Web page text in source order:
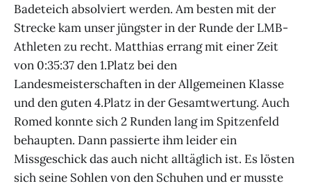
Badeteich absolviert werden. Am besten mit der
Strecke kam unser jüngster in der Runde der LMB-
Athleten zu recht. Matthias errang mit einer Zeit
von 0:35:37 den 1.Platz bei den
Landesmeisterschaften in der Allgemeinen Klasse
und den guten 4.Platz in der Gesamtwertung. Auch
Romed konnte sich 2 Runden lang im Spitzenfeld
behaupten. Dann passierte ihm leider ein
Missgeschick das auch nicht alltäglich ist. Es lösten
sich seine Sohlen von den Schuhen und er musste